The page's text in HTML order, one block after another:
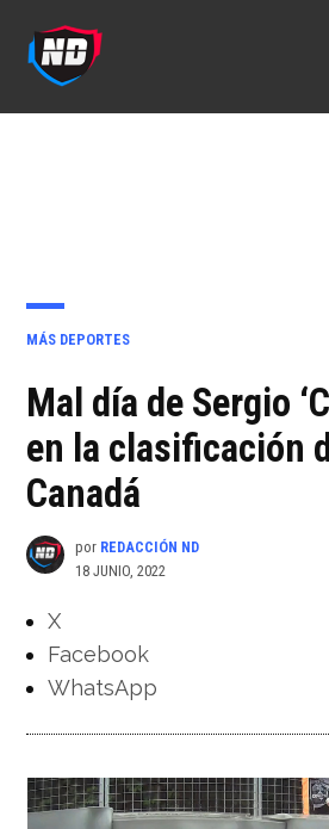
contenido
PUBLICADO
MÁS DEPORTES
Mal día de Sergio
en la clasificación
Canadá
por REDACCIÓN ND
18 JUNIO, 2022
X
Facebook
WhatsApp